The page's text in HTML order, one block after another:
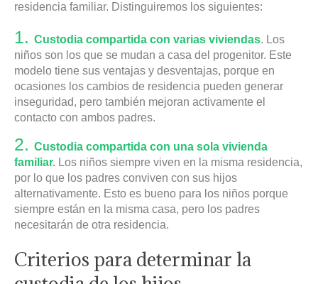
residencia familiar. Distinguiremos los siguientes:
Custodia compartida con varias viviendas. Los
niños son los que se mudan a casa del progenitor. Este
modelo tiene sus ventajas y desventajas, porque en
ocasiones los cambios de residencia pueden generar
inseguridad, pero también mejoran activamente el
contacto con ambos padres.
Custodia compartida con una sola vivienda
familiar. Los niños siempre viven en la misma residencia,
por lo que los padres conviven con sus hijos
alternativamente. Esto es bueno para los niños porque
siempre están en la misma casa, pero los padres
necesitarán de otra residencia.
Criterios para determinar la